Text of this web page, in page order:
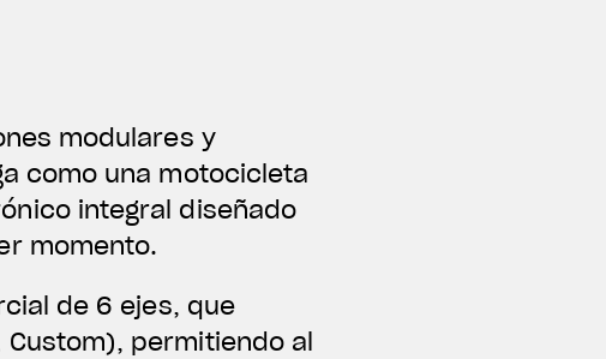
modulares y
como una motocicleta
integral diseñado
momento.
de 6 ejes, que
permitiendo al